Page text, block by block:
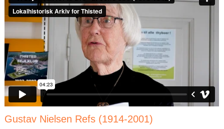
Gustav Nielsen Refs (1914-2001)